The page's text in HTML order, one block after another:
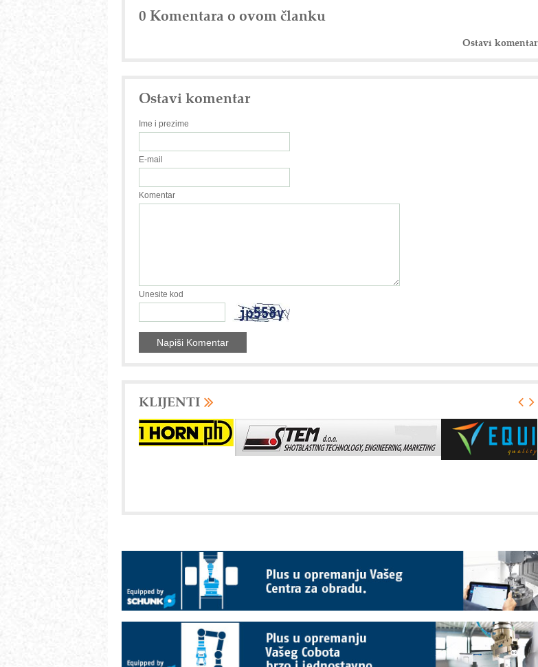
0 Komentara o ovom članku
Ostavi komentar
Ostavi komentar
Ime i prezime
E-mail
Komentar
Unesite kod
KLIJENTI